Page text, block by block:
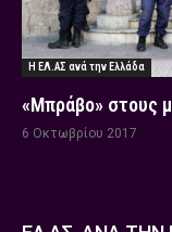
Η ΕΛ.ΑΣ ανά την Ελλάδα
«Μπράβο» στους
6 Οκτωβρίου 2017